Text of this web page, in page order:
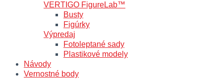
VERTIGO FigureLab™
Busty
Figúrky
Výpredaj
Fotoleptané sady
Plastikové modely
Návody
Vernostné body